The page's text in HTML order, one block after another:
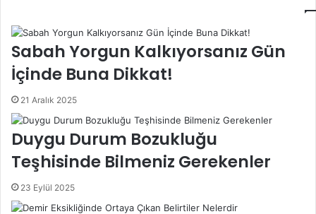
Sabah Yorgun Kalkıyorsanız Gün
İçinde Buna Dikkat!
21 Aralık 2025
Duygu Durum Bozukluğu
Teşhisinde Bilmeniz Gerekenler
23 Eylül 2025